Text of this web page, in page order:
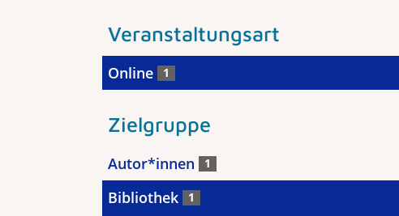
Veranstaltungsart
Online 1
Zielgruppe
Autor*innen 1
Bibliothek 1